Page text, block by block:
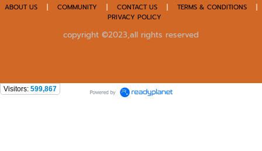
ABOUT US | COMMUNITY | CONTACT US | TERMS & CONDITIONS |
PRIVACY POLICY
copyright ©2023,all rights reserved
Visitors: 599,867